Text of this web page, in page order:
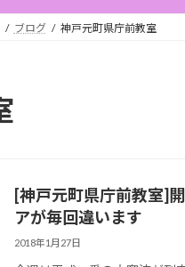
ブログ 神戸元町県庁前教室
[神戸元町県庁前教室]
アが毎回違います
2018年1月27日